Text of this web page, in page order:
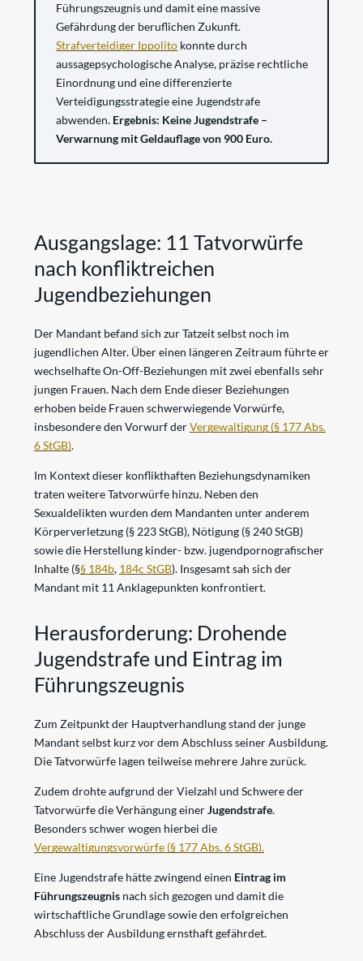
Führungszeugnis und damit eine massive
Gefährdung der beruflichen Zukunft.
Strafverteidiger Ippolito konnte durch
aussagepsychologische Analyse, präzise rechtliche
Einordnung und eine differenzierte
Verteidigungsstrategie eine Jugendstrafe
abwenden. Ergebnis: Keine Jugendstrafe –
Verwarnung mit Geldauflage von 900 Euro.
Ausgangslage: 11 Tatvorwürfe
nach konfliktreichen
Jugendbeziehungen
Der Mandant befand sich zur Tatzeit selbst noch im
jugendlichen Alter. Über einen längeren Zeitraum führte er
wechselhafte On-Off-Beziehungen mit zwei ebenfalls sehr
jungen Frauen. Nach dem Ende dieser Beziehungen
erhoben beide Frauen schwerwiegende Vorwürfe,
insbesondere den Vorwurf derVergewaltigung (§ 177 Abs.
6 StGB).
Im Kontext dieser konflikthaften Beziehungsdynamiken
traten weitere Tatvorwürfe hinzu. Neben den
Sexualdelikten wurden dem Mandanten unter anderem
Körperverletzung (§ 223 StGB), Nötigung (§ 240 StGB)
sowie die Herstellung kinder- bzw. jugendpornografischer
Inhalte (§§ 184b, 184c StGB). Insgesamt sah sich der
Mandant mit 11 Anklagepunkten konfrontiert.
Herausforderung: Drohende
Jugendstrafe und Eintrag im
Führungszeugnis
Zum Zeitpunkt der Hauptverhandlung stand der junge
Mandant selbst kurz vor dem Abschluss seiner Ausbildung.
Die Tatvorwürfe lagen teilweise mehrere Jahre zurück.
Zudem drohte aufgrund der Vielzahl und Schwere der
Tatvorwürfe die Verhängung einerJugendstrafe.
Besonders schwer wogen hierbei die
Vergewaltigungsvorwürfe (§ 177 Abs. 6 StGB).
Eine Jugendstrafe hätte zwingend einen Eintrag im
Führungszeugnis nach sich gezogen und damit die
wirtschaftliche Grundlage sowie den erfolgreichen
Abschluss der Ausbildung ernsthaft gefährdet.